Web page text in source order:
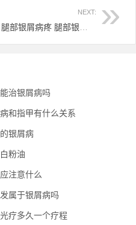
NEXT:
治银屑病吗
和指甲有什么关系
银屑病
粉油
注意什么
属于银屑病吗
疗多久一个疗程